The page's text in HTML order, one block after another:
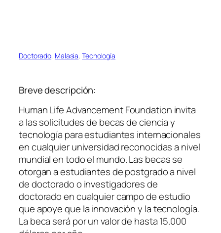
Doctorado, Malasia, Tecnología
Breve descripción:
Human Life Advancement Foundation invita
a las solicitudes de becas de ciencia y
tecnología para estudiantes internacionales
en cualquier universidad reconocidas a nivel
mundial en todo el mundo. Las becas se
otorgan a estudiantes de postgrado a nivel
de doctorado o investigadores de
doctorado en cualquier campo de estudio
que apoye que la innovación y la tecnología.
La beca será por un valor de hasta 15.000